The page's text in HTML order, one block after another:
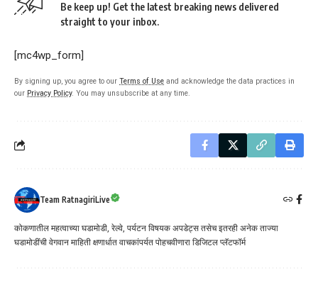
Be keep up! Get the latest breaking news delivered
straight to your inbox.
[mc4wp_form]
By signing up, you agree to our Terms of Use and acknowledge the data practices in
our Privacy Policy. You may unsubscribe at any time.
Team RatnagiriLive
कोकणातील महत्वाच्या घडामोडी, रेल्वे, पर्यटन विषयक अपडेट्स तसेच इतरही अनेक ताज्या
घडामोडींची वेगवान माहिती क्षणार्धात वाचकांपर्यत पोहचवीणारा डिजिटल प्लॅटफॉर्म